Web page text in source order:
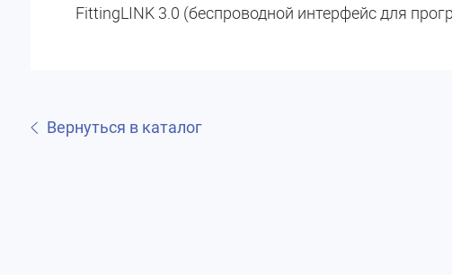
FittingLINK 3.0 (беспроводной интерфейс для
Вернуться в каталог